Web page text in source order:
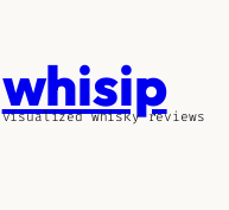
whisip
visualized whisky reviews